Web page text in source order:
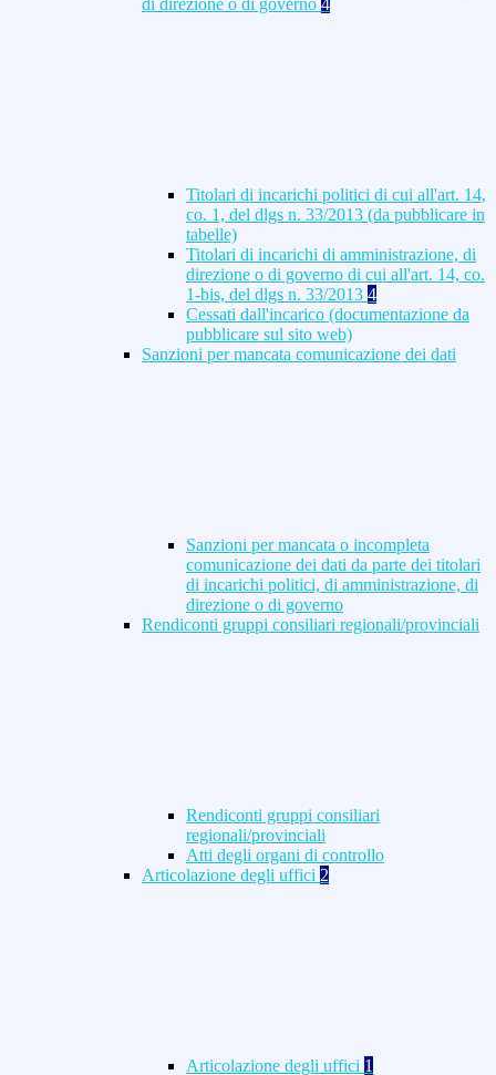
di direzione o di governo 4
Titolari di incarichi politici di cui all'art. 14,
co. 1, del dlgs n. 33/2013 (da pubblicare in
tabelle)
Titolari di incarichi di amministrazione, di
direzione o di governo di cui all'art. 14, co.
1-bis, del dlgs n. 33/2013 4
Cessati dall'incarico (documentazione da
pubblicare sul sito web)
Sanzioni per mancata comunicazione dei dati
Sanzioni per mancata o incompleta
comunicazione dei dati da parte dei titolari
di incarichi politici, di amministrazione, di
direzione o di governo
Rendiconti gruppi consiliari regionali/provinciali
Rendiconti gruppi consiliari
regionali/provinciali
Atti degli organi di controllo
Articolazione degli uffici 2
Articolazione degli uffici 1